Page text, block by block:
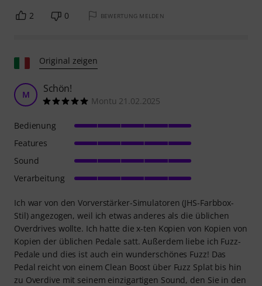
2 0 BEWERTUNG MELDEN
Original zeigen
M Schön!
Montu 21.02.2025
Ich war von den Vorverstärker-Simulatoren (JHS-Farbbox-
Stil) angezogen, weil ich etwas anderes als die üblichen
Overdrives wollte. Ich hatte die x-ten Kopien von Kopien von
Kopien der üblichen Pedale satt. Außerdem liebe ich Fuzz-
Pedale und dies ist auch ein wunderschönes Fuzz! Das
Pedal reicht von einem Clean Boost über Fuzz Splat bis hin
zu Overdive mit seinem einzigartigen Sound, den Sie in den
Bedienung
Features
Sound
Verarbeitung